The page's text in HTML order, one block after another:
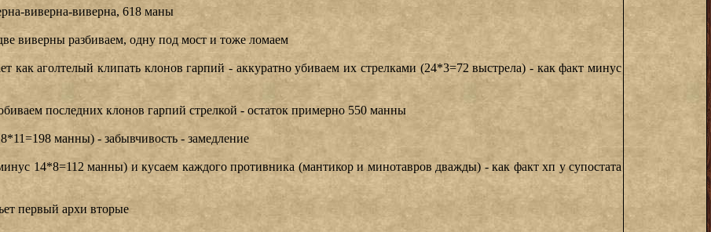
виверна-виверна, 618 маны
виверны разбиваем, одну под мост и тоже ломаем
как аголтелый клипать клонов гарпий - аккуратно убиваем их стрелками (24*3=72 выстрела) - как факт минус
последних клонов гарпий стрелкой - остаток примерно 550 манны
манны) - забывчивость - замедление
14*8=112 манны) и кусаем каждого противника (мантикор и минотавров дважды) - как факт хп у супостата
первый архи вторые